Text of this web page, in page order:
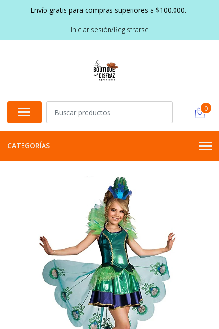
Envío gratis para compras superiores a $100.000.-
Iniciar sesión/Registrarse
0
CATEGORÍAS